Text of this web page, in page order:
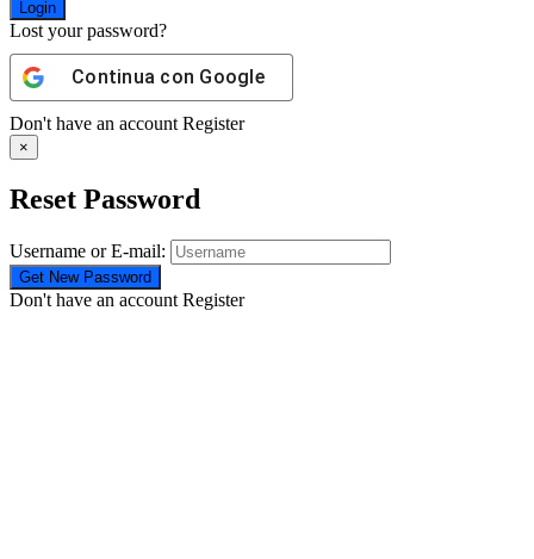
Lost your password?
Continua con Google
Don't have an account Register
×
Reset Password
Username or E-mail:
Don't have an account Register